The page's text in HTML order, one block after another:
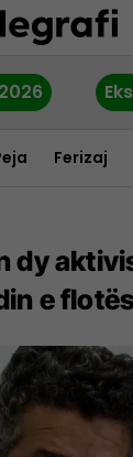
Ferizaj
dy
e